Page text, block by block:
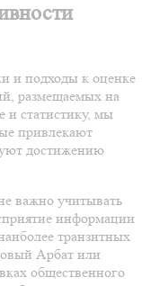
и подходы к оценке
размещаемых на
и статистику, мы
привлекают
достижению
важно учитывать
информации
транзитных
Арбат или
общественного